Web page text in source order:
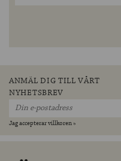
ANMÄL DIG TILL VÅRT
NYHETSBREV
Jag accepterar villkoren »